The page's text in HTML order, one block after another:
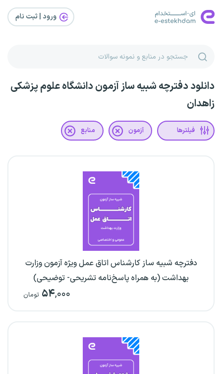
ورود | ثبت‌ نام
دانلود دفترچه شبیه ساز آزمون دانشگاه علوم پزشکی
زاهدان
فیلترها آزمون منابع
دفترچه شبیه ساز کارشناس اتاق عمل ویژه آزمون وزارت
بهداشت (به همراه پاسخ‌نامه تشریحی- توضیحی)
۵۴,۰۰۰ تومان